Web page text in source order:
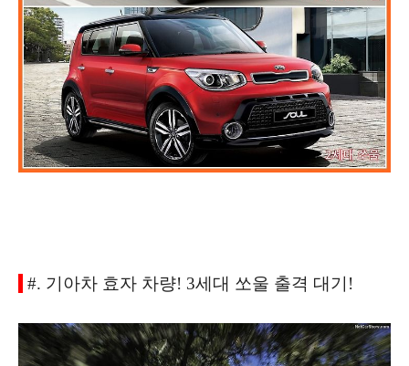
#. 기아차 효자 차량! 3세대 쏘울 출격 대기!